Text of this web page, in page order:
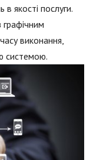
якості послуги.
виконання,
системою.